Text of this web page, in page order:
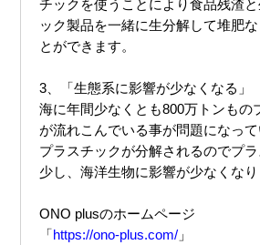
チックを使うことにより食品残渣
ック製品を一緒に生分解して堆肥
とができます。
3、「生態系に影響が少なくなる」
海に年間少なくとも800万トンもの
が流れこんでいる事が問題になっ
プラスチックが分解されるのでプ
少し、海洋生物に影響が少なくなり
ONO plusのホームページ
「 https://ono-plus.com/